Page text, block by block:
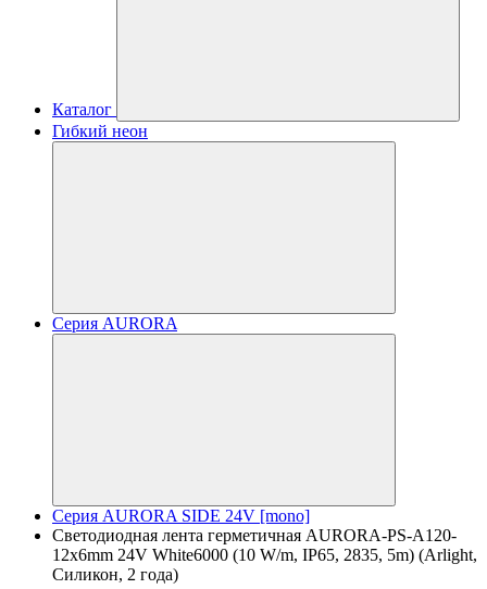
Каталог
Гибкий неон
Серия AURORA
Серия AURORA SIDE 24V [mono]
Светодиодная лента герметичная AURORA-PS-A120-
12x6mm 24V White6000 (10 W/m, IP65, 2835, 5m) (Arlight,
Силикон, 2 года)